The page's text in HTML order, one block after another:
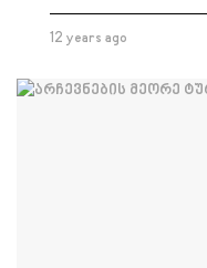
12 years ago